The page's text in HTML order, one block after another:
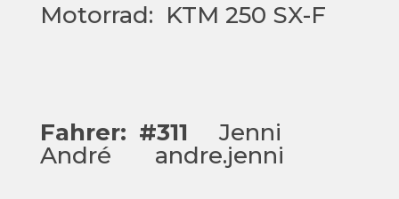
Motorrad: KTM 250 SX-F
Fahrer: #311 Jenni
André andre.jenni